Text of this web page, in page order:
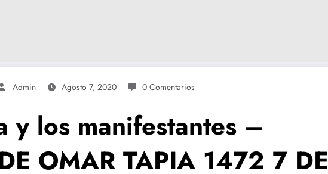
Admin Agosto 7, 2020 0 Comentarios
y los manifestantes –
OMAR TAPIA 1472 7 DE